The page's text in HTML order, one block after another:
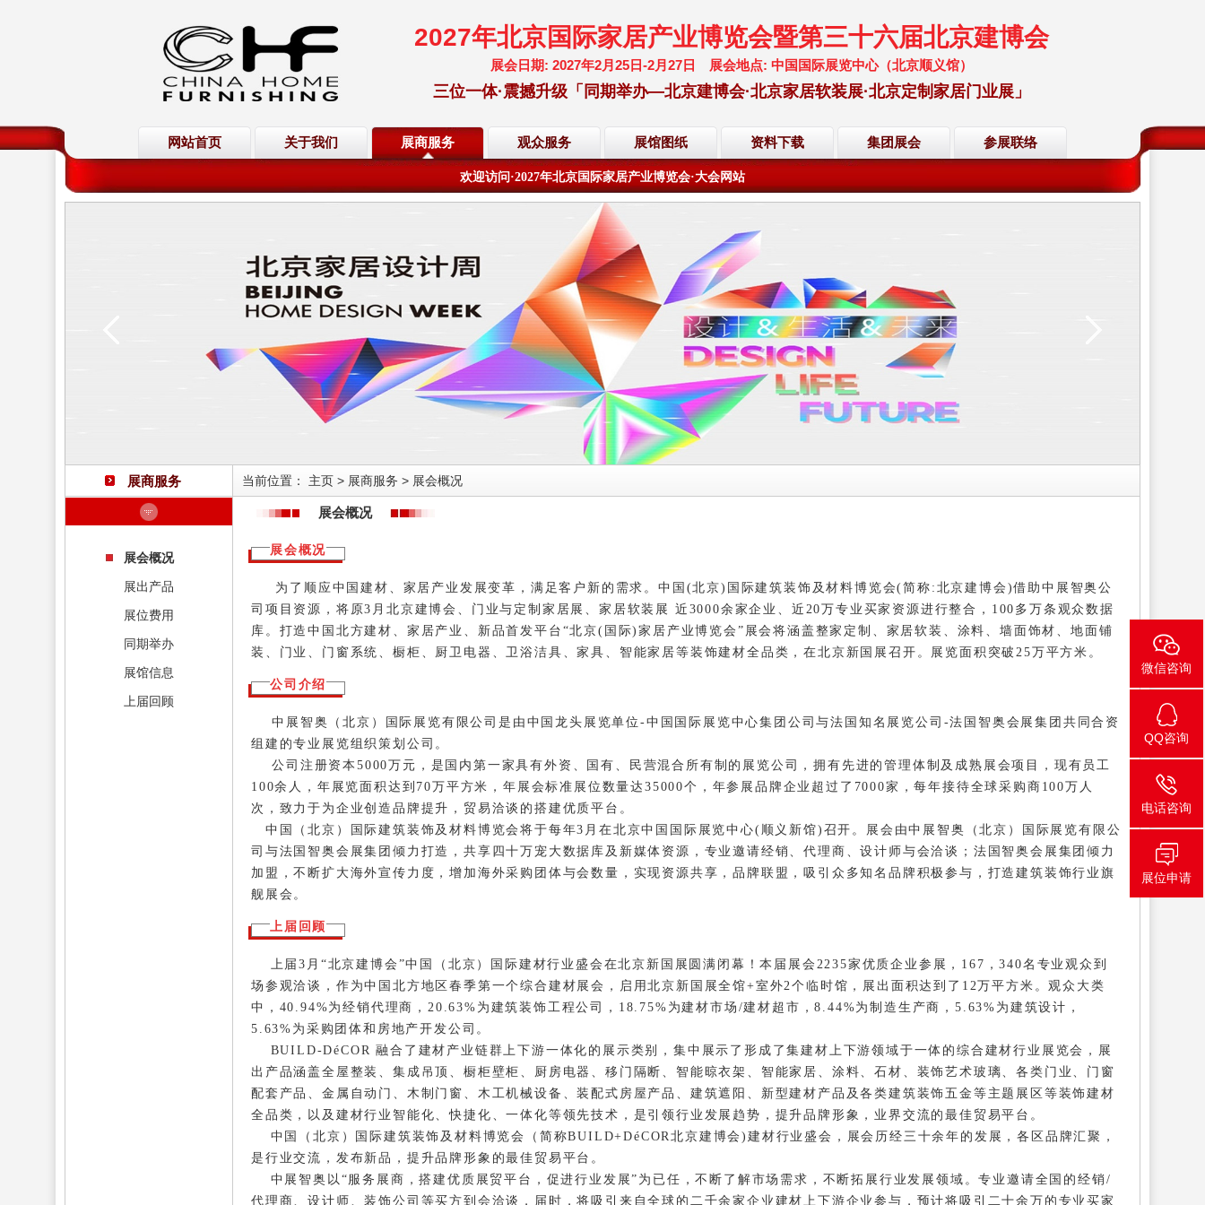
2027年北京国际家居产业博览会暨第三十六届北京建博会
展会日期: 2027年2月25日-2月27日 展会地点: 中国国际展览中心（北京顺义馆）
三位一体·震撼升级「同期举办—北京建博会·北京家居软装展·北京定制家居门业展」
网站首页 关于我们 展商服务 观众服务 展馆图纸 资料下载 集团展会 参展联络
倒计时·距离展会开幕还有 天05小时35
欢迎访问·2027年北京国际家居产业博览会·大会网站
倒计时·距离展会开幕还有
展商服务
展会概况
展出产品
展位费用
同期举办
展馆信息
上届回顾
当前位置： 主页 > 展商服务 > 展会概况
展会概况
展会概况
为了顺应中国建材、家居产业发展变革，满足客户新的需求。中国(北京)国际建筑装饰及材料博览会(简称:北京建博会)借助中展智奥公
司项目资源，将原3月北京建博会、门业与定制家居展、家居软装展 近3000余家企业、近20万专业买家资源进行整合，100多万条观众数据
库。打造中国北方建材、家居产业、新品首发平台“北京(国际)家居产业博览会”展会将涵盖整家定制、家居软装、涂料、墙面饰材、地面铺
装、门业、门窗系统、橱柜、厨卫电器、卫浴洁具、家具、智能家居等装饰建材全品类，在北京新国展召开。展览面积突破25万平方米 。
公司介绍
中展智奥（北京）国际展览有限公司是由中国龙头展览单位-中国国际展览中心集团公司与法国知名展览公司-法国智奥会展集团共同合资
组建的专业展览组织策划公司。
公司注册资本5000万元，是国内第一家具有外资、国有、民营混合所有制的展览公司，拥有先进的管理体制及成熟展会项目，现有员工
100余人，年展览面积达到70万平方米，年展会标准展位数量达35000个，年参展品牌企业超过了7000家，每年接待全球采购商100万人
次，致力于为企业创造品牌提升，贸易洽谈的搭建优质平台。
中国（北京）国际建筑装饰及材料博览会将于每年3月在北京中国国际展览中心(顺义新馆)召开。展会由中展智奥（北京）国际展览有限公
司与法国智奥会展集团倾力打造，共享四十万宠大数据库及新媒体资源，专业邀请经销、代理商、设计师与会洽谈；法国智奥会展集团倾力
加盟，不断扩大海外宣传力度，增加海外采购团体与会数量，实现资源共享，品牌联盟，吸引众多知名品牌积极参与，打造建筑装饰行业旗
舰展会。
上届回顾
上届3月“北京建博会”中国（北京）国际建材行业盛会在北京新国展圆满闭幕！本届展会2235家优质企业参展，167，340名专业观众到
场参观洽谈，作为中国北方地区春季第一个综合建材展会，启用北京新国展全馆+室外2个临时馆，展出面积达到了12万平方米。观众大类
中，40.94%为经销代理商，20.63%为建筑装饰工程公司，18.75%为建材市场/建材超市，8.44%为制造生产商，5.63%为建筑设计，
5.63%为采购团体和房地产开发公司。
BUILD-DéCOR 融合了建材产业链群上下游一体化的展示类别，集中展示了 形成了集建材上下游领域于一体的综合建材行业展览会， 展
出产品涵盖全屋整装、集成吊顶、橱柜壁柜、厨房电器、移门隔断 、 智能晾衣架、智能家居、涂料、石材、 装饰艺术玻璃、各类门业、门窗
配套产品 、金属自动门、木制门窗、 木工机械设备、装配式房屋产品、建筑遮阳、新型建材产品 及各类建筑装饰五金 等主题展区 等装饰建材
全品类 ，以及建材行业智能化、快捷化、一体化等领先技术，是引领行业发展趋势，提升品牌形象，业界交流的最佳贸易平台。
中国（北京）国际建筑装饰及材料博览会（简称BUILD+DéCOR北京建博会)建材行业盛会，展会历经三十余年的发展，各区品牌汇聚，
是行业交流，发布新品，提升品牌形象的最佳贸易平台。
中展智奥以“服务展商，搭建优质展贸平台，促进行业发展”为已任，不断了解市场需求，不断拓展行业发展领域。专业邀请全国的经销/
代理商、设计师、装饰公司等买方到会洽谈，届时，将吸引来自全球的二千余家企业建材上下游企业参与，预计将吸引二十余万的专业买家
微信咨询
QQ咨询
电话咨询
展位申请